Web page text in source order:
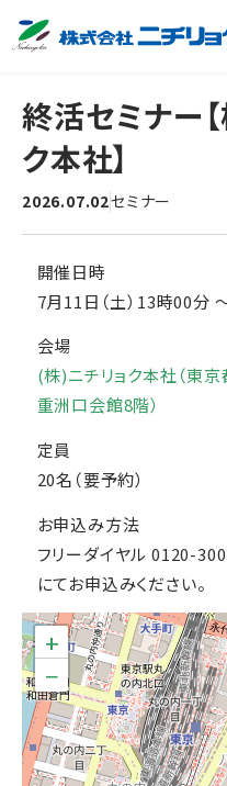
終活セミナー
ク本社】
2026.07.02セミナー
開催日時
7月11日（土）13時00分
会場
(株)ニチリョク本社（東
重洲口会館8階）
定員
20名（要予約）
お申込み方法
フリーダイヤル 0120-
にてお申込みください。
+
−